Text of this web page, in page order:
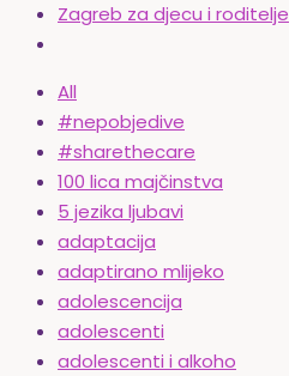
Zagreb za djecu i roditelje
All
#nepobjedive
#sharethecare
100 lica majčinstva
5 jezika ljubavi
adaptacija
adaptirano mlijeko
adolescencija
adolescenti
adolescenti i alkoho